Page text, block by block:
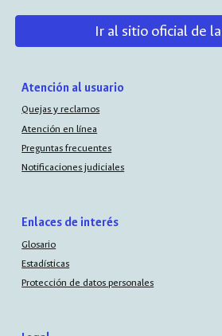
Ir al sitio oficial de
Atención al usuario
Quejas y reclamos
Atención en línea
Preguntas frecuentes
Notificaciones judiciales
Enlaces de interés
Glosario
Estadísticas
Protección de datos personales